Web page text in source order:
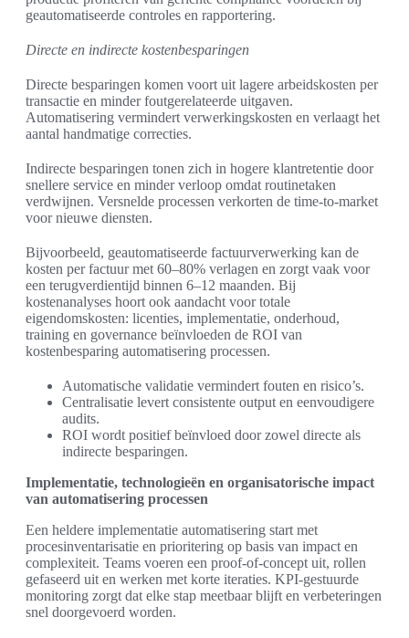
geautomatiseerde controles en rapportering.
Directe en indirecte kostenbesparingen
Directe besparingen komen voort uit lagere arbeidskosten per
transactie en minder foutgerelateerde uitgaven.
Automatisering vermindert verwerkingskosten en verlaagt het
aantal handmatige correcties.
Indirecte besparingen tonen zich in hogere klantretentie door
snellere service en minder verloop omdat routinetaken
verdwijnen. Versnelde processen verkorten de time-to-market
voor nieuwe diensten.
Bijvoorbeeld, geautomatiseerde factuurverwerking kan de
kosten per factuur met 60–80% verlagen en zorgt vaak voor
een terugverdientijd binnen 6–12 maanden. Bij
kostenanalyses hoort ook aandacht voor totale
eigendomskosten: licenties, implementatie, onderhoud,
training en governance beïnvloeden de ROI van
kostenbesparing automatisering processen.
Automatische validatie vermindert fouten en risico’s.
Centralisatie levert consistente output en eenvoudigere
audits.
ROI wordt positief beïnvloed door zowel directe als
indirecte besparingen.
Implementatie, technologieën en organisatorische impact
van automatisering processen
Een heldere implementatie automatisering start met
procesinventarisatie en prioritering op basis van impact en
complexiteit. Teams voeren een proof-of-concept uit, rollen
gefaseerd uit en werken met korte iteraties. KPI-gestuurde
monitoring zorgt dat elke stap meetbaar blijft en verbeteringen
snel doorgevoerd worden.